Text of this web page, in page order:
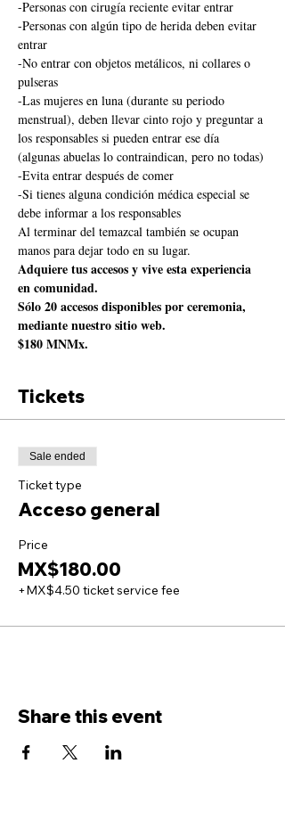
-Personas con cirugía reciente evitar entrar
-Personas con algún tipo de herida deben evitar
entrar
-No entrar con objetos metálicos, ni collares o
pulseras
-Las mujeres en luna (durante su periodo
menstrual), deben llevar cinto rojo y preguntar a
los responsables si pueden entrar ese día
(algunas abuelas lo contraindican, pero no todas)
-Evita entrar después de comer
-Si tienes alguna condición médica especial se
debe informar a los responsables
Al terminar del temazcal también se ocupan
manos para dejar todo en su lugar.
Adquiere tus accesos y vive esta experiencia
en comunidad.
Sólo 20 accesos disponibles por ceremonia,
mediante nuestro sitio web.
$180 MNMx.
Tickets
Sale ended
Ticket type
Acceso general
Price
MX$180.00
+MX$4.50 ticket service fee
Share this event